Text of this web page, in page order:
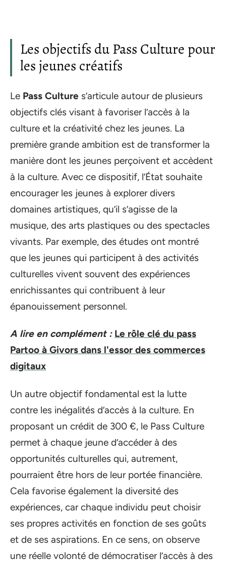
Les objectifs du Pass Culture pour
les jeunes créatifs
Le Pass Culture s’articule autour de plusieurs
objectifs clés visant à favoriser l’accès à la
culture et la créativité chez les jeunes. La
première grande ambition est de transformer la
manière dont les jeunes perçoivent et accèdent
à la culture. Avec ce dispositif, l’État souhaite
encourager les jeunes à explorer divers
domaines artistiques, qu’il s’agisse de la
musique, des arts plastiques ou des spectacles
vivants. Par exemple, des études ont montré
que les jeunes qui participent à des activités
culturelles vivent souvent des expériences
enrichissantes qui contribuent à leur
épanouissement personnel.
A lire en complément : Le rôle clé du pass
Partoo à Givors dans l'essor des commerces
digitaux
Un autre objectif fondamental est la lutte
contre les inégalités d’accès à la culture. En
proposant un crédit de 300 €, le Pass Culture
permet à chaque jeune d’accéder à des
opportunités culturelles qui, autrement,
pourraient être hors de leur portée financière.
Cela favorise également la diversité des
expériences, car chaque individu peut choisir
ses propres activités en fonction de ses goûts
et de ses aspirations. En ce sens, on observe
une réelle volonté de démocratiser l’accès à des